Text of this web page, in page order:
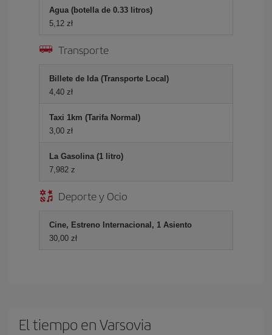
Agua (botella de 0.33 litros)
5,12 zł
Transporte
Billete de Ida (Transporte Local)
4,40 zł
Taxi 1km (Tarifa Normal)
3,00 zł
La Gasolina (1 litro)
7,982 z
Deporte y Ocio
Cine, Estreno Internacional, 1 Asiento
30,00 zł
El tiempo en Varsovia